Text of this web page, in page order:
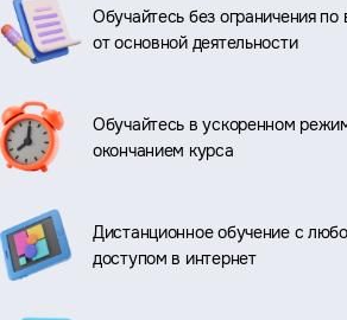
Обучайтесь без ограничения
от основной деятельности
Обучайтесь в ускоренном
окончанием курса
Дистанционное обучение с
доступом в интернет